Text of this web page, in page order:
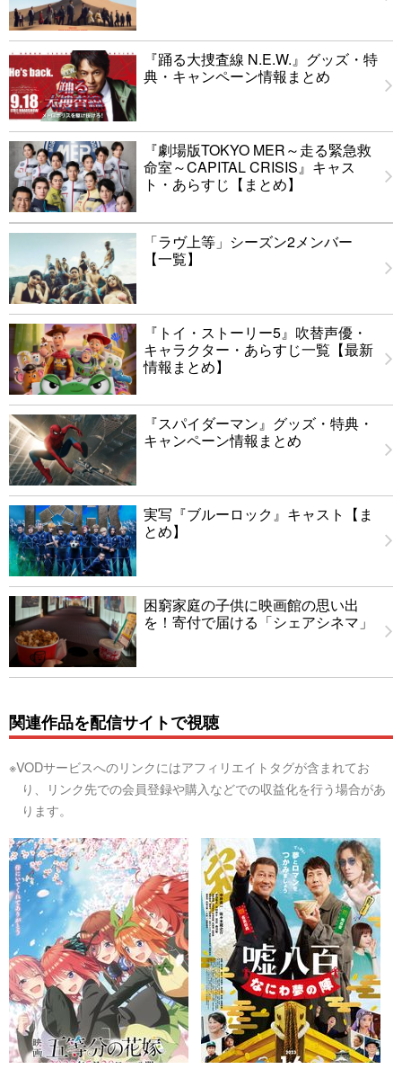
『踊る大捜査線 N.E.W.』グッズ・特
典・キャンペーン情報まとめ
『劇場版TOKYO MER～走る緊急救
命室～CAPITAL CRISIS』キャス
ト・あらすじ【まとめ】
「ラヴ上等」シーズン2メンバー
【一覧】
『トイ・ストーリー5』吹替声優・
キャラクター・あらすじ一覧【最新
情報まとめ】
『スパイダーマン』グッズ・特典・
キャンペーン情報まとめ
実写『ブルーロック』キャスト【ま
とめ】
困窮家庭の子供に映画館の思い出
を！寄付で届ける「シェアシネマ」
関連作品を配信サイトで視聴
※VODサービスへのリンクにはアフィリエイトタグが含まれてお
り、リンク先での会員登録や購入などでの収益化を行う場合があ
ります。